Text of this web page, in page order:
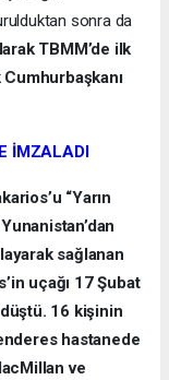
sonra da
TBMM’de ilk
İMZALADI
“Yarın
sağlanan
uçağı 17 Şubat
düştü. 16 kişinin
hastanede
ve